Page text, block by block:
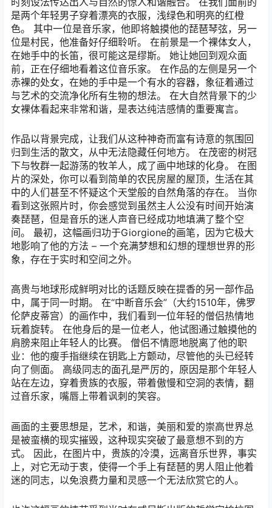
是两个年轻男子穿着漂亮的衣服，浅绿色和明亮的红橙
色。 其中一位是音乐家，他即将触摸他的琵琶琴弦，另一
位是村民，他准备好仔细聆听。 在前景是一个裸体女人，
在她手中的长笛，很可能这是缪斯。 她让她回到观众面
前，正在仔细地看着这位音乐家。 在作品的左侧是另一个
赤裸的处女，在她的手中是一个有水的容器，象征着通过
与艺术的交流净化所有生物的想法。 在大自然背景下的少
女裸体看起来非常和谐，是表达纯洁感情的重要寓言。
作品以背景完成，让我们从这种神奇而富有诗意的氛围回
归到生活的散文，从中无法隐藏任何地方。 在茂密的树冠
下与牧群一起游荡的牧羊人，成了画中地球的化身。 在图
片的深处，你可以看到简单的农民房屋的屋顶，生活在其
中的人们甚至不怀疑这个天堂般的自然角落的存在。 当你
看到这张照片时，你会感觉到虽然主人公没有时间开始演
奏琵琶，但是音乐的迷人声音已经成功地填满了整个空
间。 最初，这幅画归功于Giorgione的画笔，因为它极大
地影响了他的方法 – 一个充满梦想和幻想的理想世界的形
象，存在于实时和空间之外。
高贵与地球形成鲜明对比的话题反映在提香的另一部作品
中，属于同一时期。 在“中断音乐会”（大约1510年，佛罗
伦萨皮蒂宫）的画作中，我们看到一位年轻的僧侣热情地
玩着旋转。 在他身后的是一位老人，他试图通过触摸他的
肩膀来阻止年轻人的比赛。 僧侣不情愿地脱离了他的职
业：他的瘦手指继续在钥匙上方颤动，尽管他的头已经转
向了侧面。 高级同志的面孔是严厉的，原因是那个年轻人
站在左边，穿着贵族的衣服，带着傲慢和空洞的表情，翻
过音乐家，嘴唇上带着讽刺的笑容。
画面的主要思想是，艺术，和谐，美丽和爱的崇高世界总
是被蛮横的现实摧毁，这种现实突破了最意想不到的方
式。 因此，在图片中，贵族的冷漠，远离音乐世界，事实
上，对它无动于衷，使得一个手上有琵琶的男人阻止他着
迷的同志，以免浪费力量和灵感一个无法欣赏它的人。